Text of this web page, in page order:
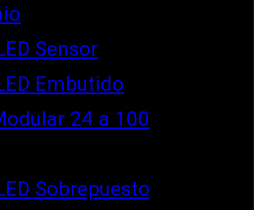
Sensor
Embutido
24 a 100
Sobrepuesto